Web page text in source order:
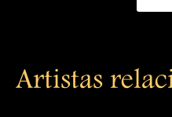
Artistas